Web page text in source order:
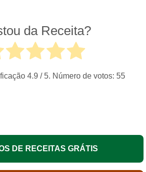
da Receita?
4.9 / 5. Número de votos: 55
DE RECEITAS GRÁTIS